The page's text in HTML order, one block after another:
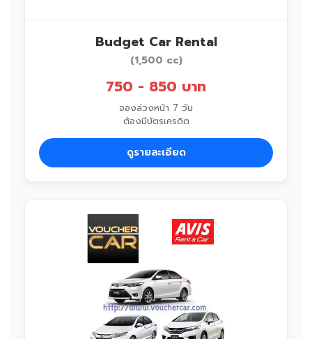
Budget Car Rental
(1,500 cc)
750 - 850 บาท
จองล่วงหน้า 7 วัน
ต้องมีบัตรเครดิต
ดูรายละเอียด